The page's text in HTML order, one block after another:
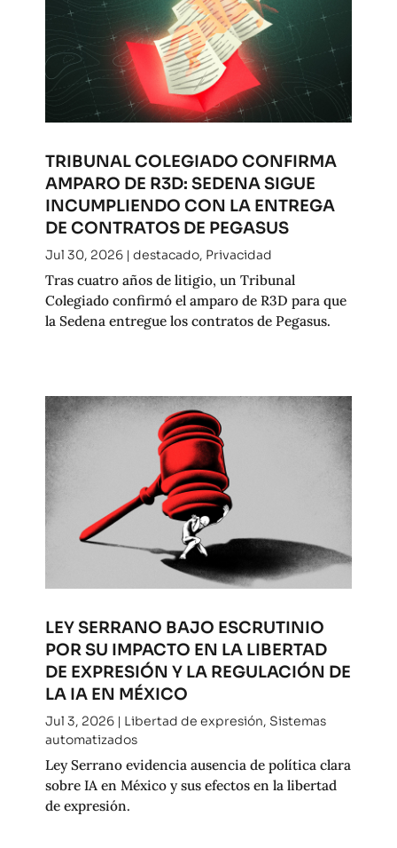
TRIBUNAL COLEGIADO CONFIRMA
AMPARO DE R3D: SEDENA SIGUE
INCUMPLIENDO CON LA ENTREGA
DE CONTRATOS DE PEGASUS
Jul 30, 2026| destacado, Privacidad
Tras cuatro años de litigio, un Tribunal
Colegiado confirmó el amparo de R3D para que
la Sedena entregue los contratos de Pegasus.
LEY SERRANO BAJO ESCRUTINIO
POR SU IMPACTO EN LA LIBERTAD
DE EXPRESIÓN Y LA REGULACIÓN DE
LA IA EN MÉXICO
Jul 3, 2026| Libertad de expresión, Sistemas
automatizados
Ley Serrano evidencia ausencia de política clara
sobre IA en México y sus efectos en la libertad
de expresión.